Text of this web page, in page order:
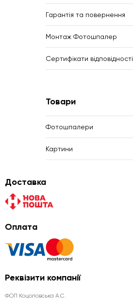
Гарантія та повернення
Монтаж Фотошпалер
Сертифікати відповідності
Товари
Фотошпалери
Картини
Доставка
Оплата
Реквізити компанії
ФОП Коцоловська А.С.